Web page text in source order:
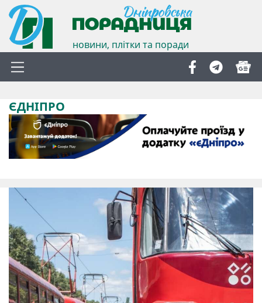
новини, плітки та поради
ЄДНІПРО